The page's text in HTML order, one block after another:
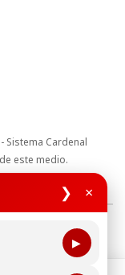
❯ ×
▶
Sistema Cardenal
este medio.
de Datos